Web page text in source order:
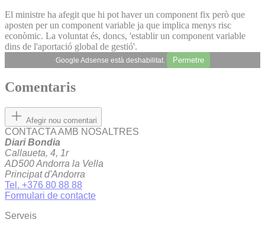
El ministre ha afegit que hi pot haver un component fix però que
aposten per un component variable ja que implica menys risc
econòmic. La voluntat és, doncs, 'establir un component variable
dins de l'aportació global de gestió'.
Google Adsense està deshabilitat. Permetre
Comentaris
Afegir nou comentari
CONTACTA AMB NOSALTRES
Diari Bondia
Callaueta, 4, 1r
AD500 Andorra la Vella
Principat d'Andorra
Tel. +376 80 88 88
Formulari de contacte
Serveis